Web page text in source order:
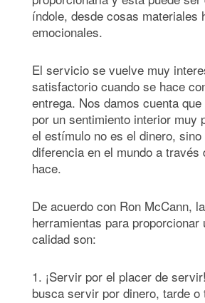
índole, desde cosas materiales
emocionales.
El servicio se vuelve muy
satisfactorio cuando se hace
entrega. Nos damos cuenta
por un sentimiento interior muy
el estímulo no es el dinero,
diferencia en el mundo a través
hace.
De acuerdo con Ron McCann,
herramientas para
calidad son:
1. ¡Servir por el placer de
busca servir por dinero, tarde o